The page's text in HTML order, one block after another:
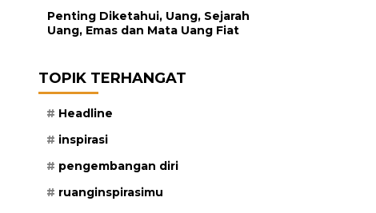
Penting Diketahui, Uang, Sejarah
Uang, Emas dan Mata Uang Fiat
TOPIK TERHANGAT
Headline
inspirasi
pengembangan diri
ruanginspirasimu